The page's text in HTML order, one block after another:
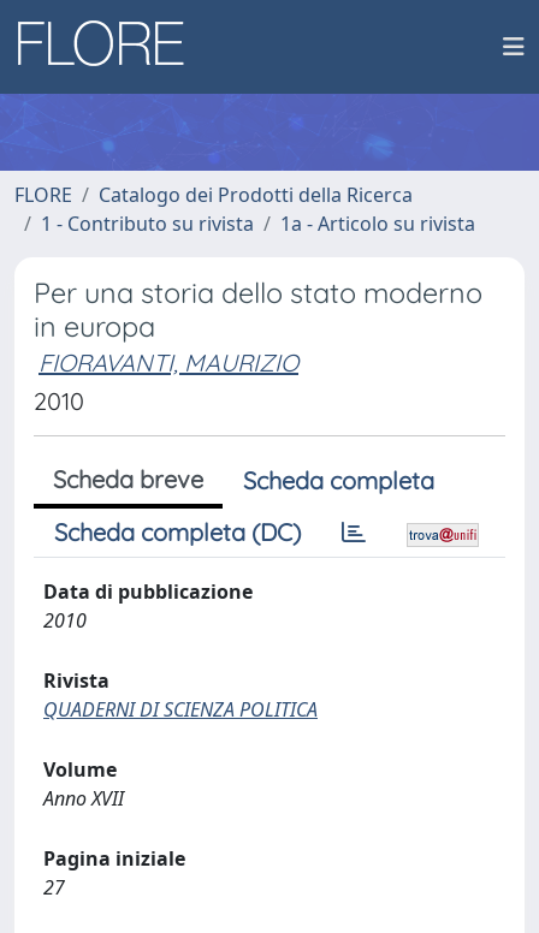
FLORE
Catalogo dei Prodotti della Ricerca
1 - Contributo su rivista
1a - Articolo su rivista
Per una storia dello stato moderno
in europa
FIORAVANTI, MAURIZIO
2010
Scheda breve
Scheda completa
Scheda completa (DC)
Data di pubblicazione
2010
Rivista
QUADERNI DI SCIENZA POLITICA
Volume
Anno XVII
Pagina iniziale
27